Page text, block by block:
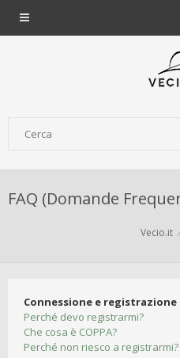
FAQ (Domande
Vecio.it
Connessione e registrazione
Perché devo registrarmi?
Che cosa è COPPA?
Perché non riesco a registrarmi?